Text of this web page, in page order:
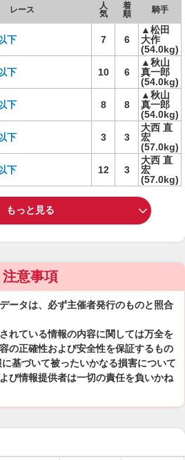
レース
人
気
着
順
騎手
下 7 6
▲松田
大作
(54.0kg)
下 10 6
▲秋山
真一郎
(54.0kg)
下 8 8
▲秋山
真一郎
(54.0kg)
下 3 3
大西 直
宏
(57.0kg)
下 12 3
大西 直
宏
(57.0kg)
もっと見る
注意事項
ータは、必ず主催者発行のものと照合
れている情報の内容に関しては万全を
の正確性および安全性を保証するもの
基づいて被ったいかなる損害について
び情報提供者は一切の責任を負いかね